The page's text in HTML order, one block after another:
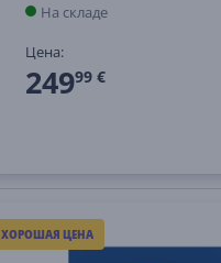
На складе
Цена:
24999 €
ХОРОШАЯ ЦЕНА